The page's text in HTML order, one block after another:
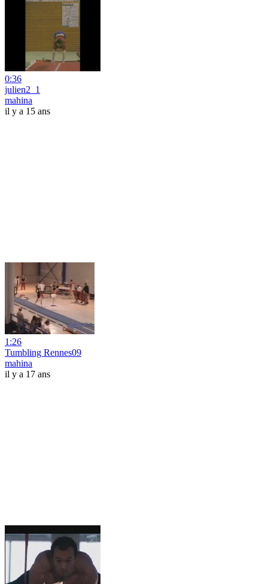
0:36
julien2_1
mahina
il y a 15 ans
1:26
Tumbling Rennes09
mahina
il y a 17 ans